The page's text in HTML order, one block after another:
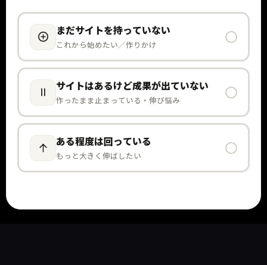
まだサイトを持っていない
これから始めたい／作りかけ
サイトはあるけど成果が出ていない
作ったまま止まっている・伸び悩み
ある程度は回っている
もっと大きく伸ばしたい